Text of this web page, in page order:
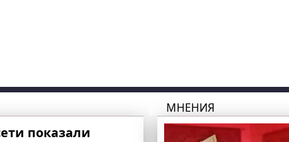
показали
МНЕНИЯ